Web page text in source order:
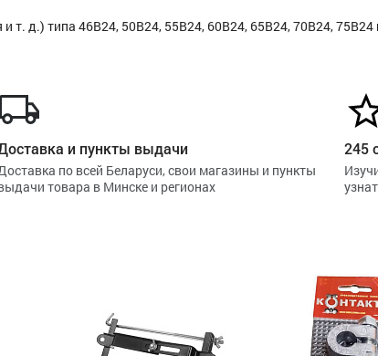
д.) типа 46B24, 50B24, 55B24, 60B24, 65B24, 70B24, 75B24
и пункты выдачи
по всей Беларуси, свои магазины и пункты
товара в Минске и регионах
245